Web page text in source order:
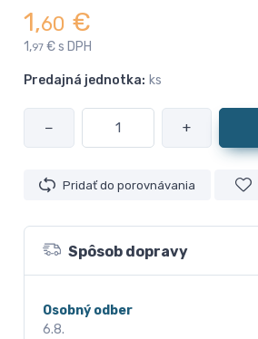
1,60 €
1,97 € s DPH
Predajná jednotka: ks
− +
Pridať do porovnávania
Spôsob dopravy
Osobný odber
6.8.